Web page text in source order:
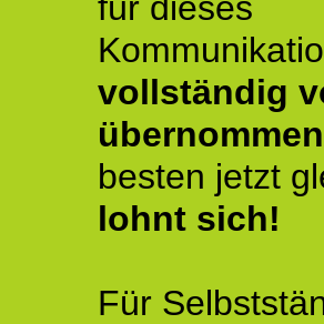
vollständig
besten jetzt
lohnt sich!
Für